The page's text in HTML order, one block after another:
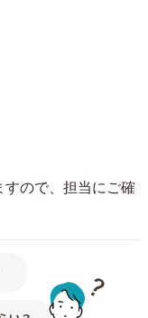
ので、担当にご確